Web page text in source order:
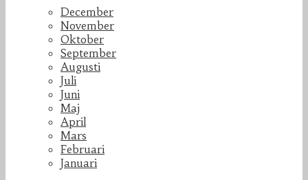
December
November
Oktober
September
Augusti
Juli
Juni
Maj
April
Mars
Februari
Januari